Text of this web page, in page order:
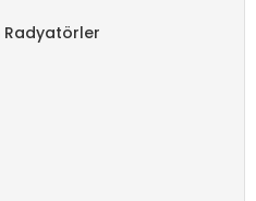
Radyatörler